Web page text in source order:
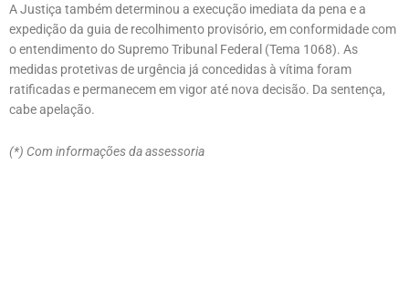
A Justiça também determinou a execução imediata da pena e a
expedição da guia de recolhimento provisório, em conformidade com
o entendimento do Supremo Tribunal Federal (Tema 1068). As
medidas protetivas de urgência já concedidas à vítima foram
ratificadas e permanecem em vigor até nova decisão. Da sentença,
cabe apelação.
(*) Com informações da assessoria